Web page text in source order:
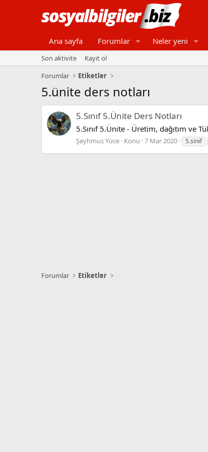
Ana sayfa Forumlar Neler yeni
Son aktivite
Kayıt ol
Forumlar
Etiketler
5.ünite ders notları
5.Sınıf 5.Ünite Ders Notları
5.Sınıf 5.Ünite - Üretim, dağıtım ve
Şeyhmus Yüce Konu 7 Mar 2020 5.sinif
Forumlar Etiketler